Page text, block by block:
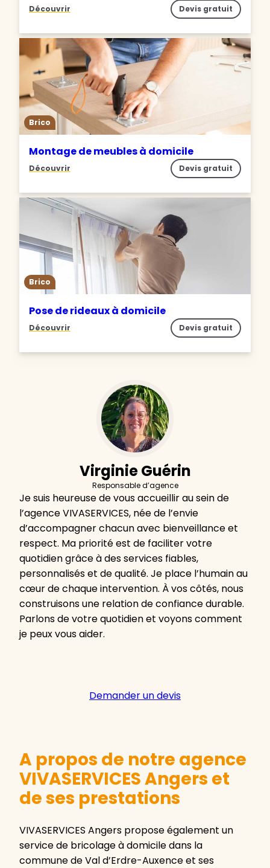
Découvrir Devis gratuit
Brico
Montage de meubles à domicile
Découvrir Devis gratuit
Brico
Pose de rideaux à domicile
Découvrir Devis gratuit
Virginie Guérin
Responsable d’agence
Je suis heureuse de vous accueillir au sein de
l’agence VIVASERVICES, née de l’envie
d’accompagner chacun avec bienveillance et
respect. Ma priorité est de faciliter votre
quotidien grâce à des services fiables,
personnalisés et de qualité. Je place l’humain au
cœur de chaque intervention. À vos côtés, nous
construisons une relation de confiance durable.
Parlons de votre quotidien et voyons comment
je peux vous aider.
Demander un devis
A propos de notre agence
VIVASERVICES Angers et
de ses prestations
VIVASERVICES Angers propose également un
service de bricolage à domicile dans la
commune de Val d’Erdre-Auxence et ses